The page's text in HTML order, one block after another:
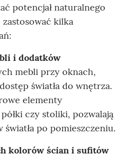
potencjał naturalnego
kilka
i dodatków
mebli przy oknach,
światła do wnętrza.
elementy
czy stoliki, pozwalają
światła po pomieszczeniu.
kolorów ścian i sufitów